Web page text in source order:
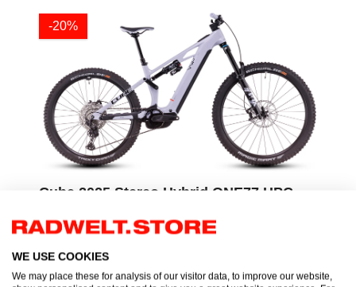
-20%
Cube 2025 Stereo Hybrid ONE77 HPC
4.999,00 €* (20% gespart)
WE USE COOKIES
We may place these for analysis of our visitor data, to improve our website,